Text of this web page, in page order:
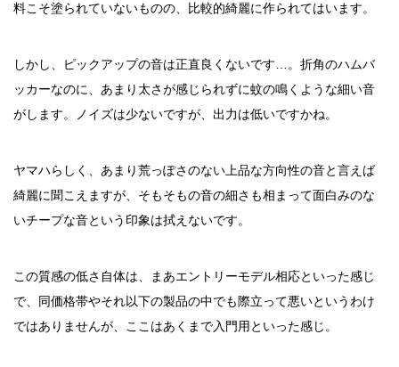
料こそ塗られていないものの、比較的綺麗に作られてはいます。
しかし、ピックアップの音は正直良くないです…。折角のハムバ
ッカーなのに、あまり太さが感じられずに蚊の鳴くような細い音
がします。ノイズは少ないですが、出力は低いですかね。
ヤマハらしく、あまり荒っぽさのない上品な方向性の音と言えば
綺麗に聞こえますが、そもそもの音の細さも相まって面白みのな
いチープな音という印象は拭えないです。
この質感の低さ自体は、まあエントリーモデル相応といった感じ
で、同価格帯やそれ以下の製品の中でも際立って悪いというわけ
ではありませんが、ここはあくまで入門用といった感じ。